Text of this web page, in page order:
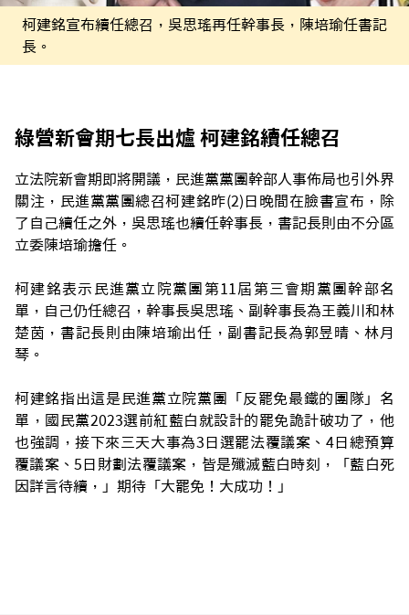
柯建銘宣布續任總召，吳思瑤再任幹事長，陳培瑜任書記
長。
綠營新會期七長出爐 柯建銘續任總召
立法院新會期即將開議，民進黨黨團幹部人事佈局也引外界
關注，民進黨黨團總召柯建銘昨(2)日晚間在臉書宣布，除
了自己續任之外，吳思瑤也續任幹事長，書記長則由不分區
立委陳培瑜擔任。
柯建銘表示民進黨立院黨團第11屆第三會期黨團幹部名
單，自己仍任總召，幹事長吳思瑤、副幹事長為王義川和林
楚茵，書記長則由陳培瑜出任，副書記長為郭昱晴、林月
琴。
柯建銘指出這是民進黨立院黨團「反罷免最鐵的團隊」名
單，國民黨2023選前紅藍白就設計的罷免詭計破功了，他
也強調，接下來三天大事為3日選罷法覆議案、4日總預算
覆議案、5日財劃法覆議案，皆是殲滅藍白時刻，「藍白死
因詳言待續，」期待「大罷免！大成功！」